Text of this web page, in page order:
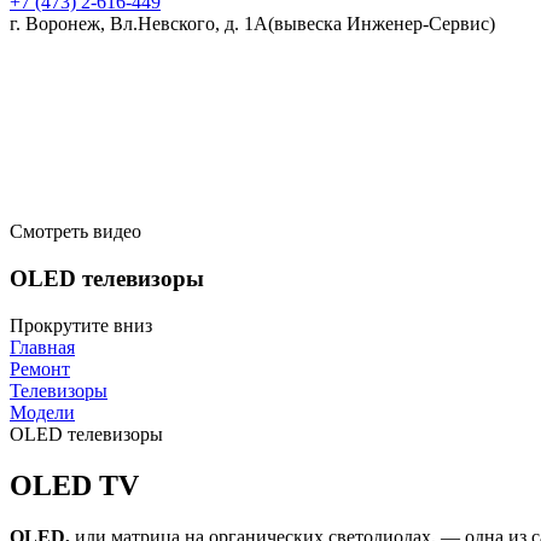
г. Воронеж, Вл.Невского, д. 1А(вывеска Инженер-Сервис)
Смотреть видео
OLED телевизоры
Прокрутите вниз
Главная
Ремонт
Телевизоры
Модели
OLED телевизоры
OLED TV
OLED, или матрица на органических светодиодах, — одна из